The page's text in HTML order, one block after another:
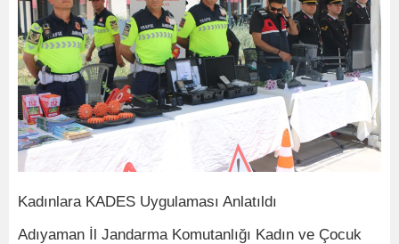
Kadınlara KADES Uygulaması Anlatıldı
Adıyaman İl Jandarma Komutanlığı Kadın ve Çocuk